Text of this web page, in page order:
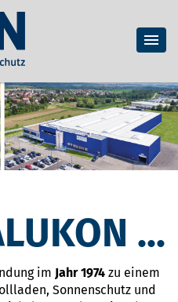
...
im Jahr 1974 zu einem
Sonnenschutz und